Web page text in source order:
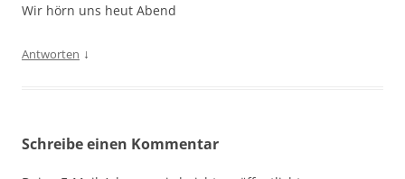
Wir hörn uns heut Abend
Antworten ↓
Schreibe einen Kommentar